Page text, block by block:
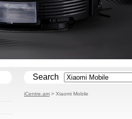
Search
iCentre.am > Xiaomi Mobile